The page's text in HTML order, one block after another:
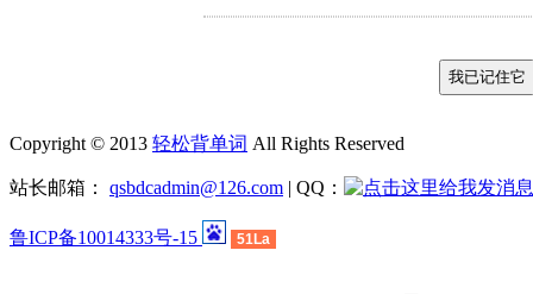
Copyright © 2013 轻松背单词 All Rights Reserved
站长邮箱： qsbdcadmin@126.com | QQ：
鲁ICP备10014333号-15 51La